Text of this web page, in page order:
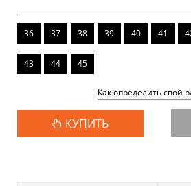
36 37 38 39 40 41
43 44 45
Как определить свой
КУПИТЬ